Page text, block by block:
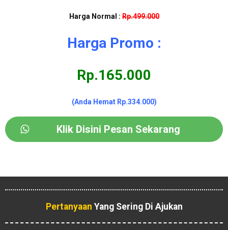
Harga Normal :Rp.499.000
Harga Promo :
Rp.165.000
(Anda Hemat Rp.334.000)
Klik Disini Pesan Sekarang
Pertanyaan Yang Sering Di Ajukan